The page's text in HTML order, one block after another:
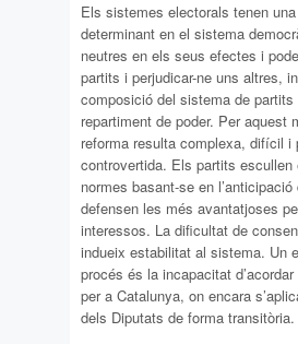
Els sistemes electorals tenen
determinant en el sistema
neutres en els seus efectes i
partits i perjudicar-ne uns altres,
composició del sistema de partits
repartiment de poder. Per aquest
reforma resulta complexa, difícil i
controvertida. Els partits escullen
normes basant-se en
defensen les més avantatjoses
interessos. La dificultat de
indueix estabilitat al sistema. Un
procés és la incapacitat
per a Catalunya, on encara
dels Diputats de forma transitòria.